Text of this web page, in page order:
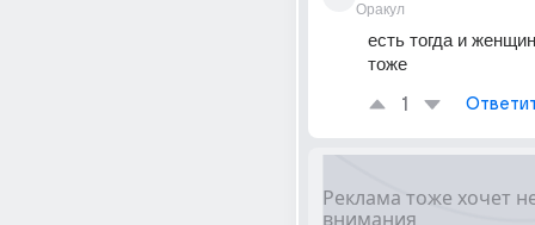
Оракул
есть тогда и
тоже
1